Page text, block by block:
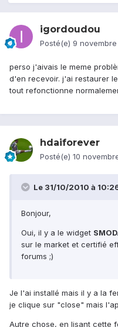
igordoudou
Posté(e) 9 novembre
perso j'aivais le meme
d'en recevoir. j'ai restaurer
tout refonctionne
hdaiforever
Posté(e) 10
Le 31/10/2010 à
Bonjour,
Oui, il y a le widget
sur le market et certifié
forums ;)
Je l'ai installé mais il y a la
je clique sur "close" mais
Autre chose, en lisant cette